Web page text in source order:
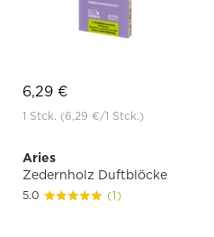
6,29 €
1 Stck. (6,29 €/1 Stck.)
Aries
Zedernholz Duftblöcke
5.0 (1)